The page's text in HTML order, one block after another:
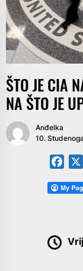
ŠTO JE CIA
NA ŠTO JE
Anđelka
10.